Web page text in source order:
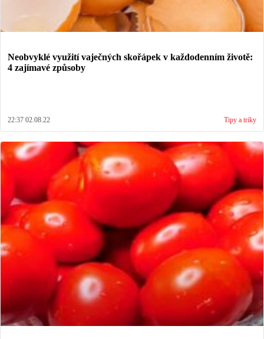
Neobvyklé využití vaječných skořápek v každodenním životě:
4 zajímavé způsoby
22:37 02.08.22 Tipy a triky